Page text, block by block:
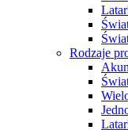
Rodzaje